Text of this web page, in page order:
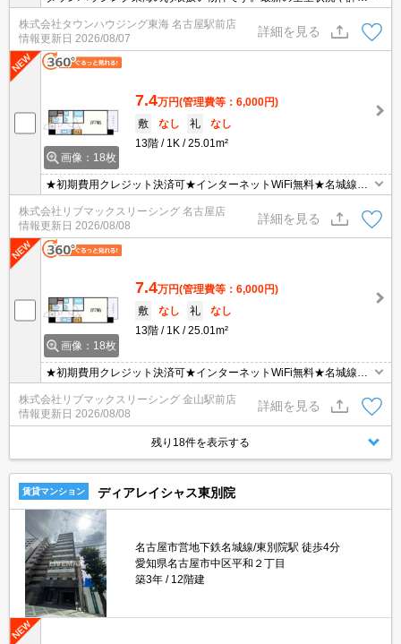
などお気軽にお問い合わせください。
株式会社タウンハウジング東海 名古屋駅前店
情報更新日 2026/08/07
詳細を見る
画像：18枚
7.4万円(管理費等：6,000円)
敷
なし 礼
なし
13階
1K 25.01m²
★初期費用クレジット決済可★インターネットWiFi無料★名城線
す♪
株式会社リブマックスリーシング 名古屋店
情報更新日 2026/08/08
詳細を見る
画像：18枚
7.4万円(管理費等：6,000円)
敷
なし 礼
なし
13階
1K 25.01m²
★初期費用クレジット決済可★インターネットWiFi無料★名城線
「東別院」駅より徒歩1分、スーパーも近くにあって便利な立地で
す♪
株式会社リブマックスリーシング 金山駅前店
情報更新日 2026/08/08
詳細を見る
残り18件を表示する
賃貸マンション ディアレイシャス東別院
名古屋市営地下鉄名城線/東別院駅 徒歩4分
愛知県名古屋市中区平和２丁目
築3年
12階建